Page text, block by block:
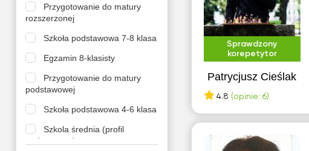
Sprawdzony
korepetytor
Patrycjusz Cieślak
4.8 (opinie: 6)
Przygotowanie do matury
rozszerzonej
Szkoła podstawowa 7-8 klasa
Egzamin 8-klasisty
Przygotowanie do matury
podstawowej
Szkoła podstawowa 4-6 klasa
Szkola średnia (profil
podstawowy)